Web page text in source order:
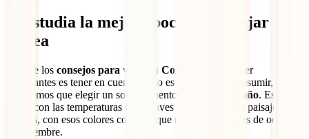
6. Estudia la mejor época para viajar a
Corea
Otro de los consejos para viajar a Corea del Sur
súper
importantes es tener en cuenta cómo es el clima. Para resumir, si
tuviésemos que elegir un solo momento, ese sería el
otoño. Es la
época con las temperaturas más suaves y que regala los paisajes más
bonitos, con esos colores cobrizos que regalan los meses de octubre
y noviembre.